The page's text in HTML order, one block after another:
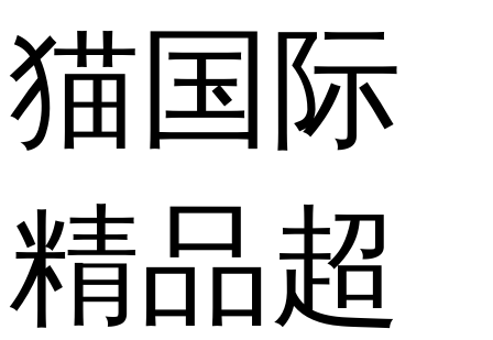
猫国际
精品超